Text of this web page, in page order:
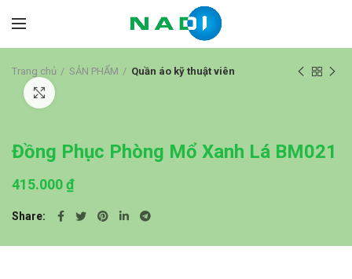
Trang chủ SẢN PHẨM
Quần áo kỹ thuật viên
Đồng Phục Phòng Mổ Xanh Lá BM021
415.000₫
Share